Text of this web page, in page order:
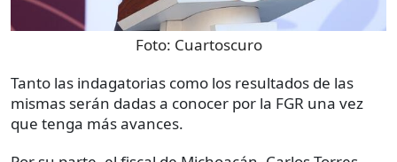
Foto: Cuartoscuro
Tanto las indagatorias como los resultados de las
mismas serán dadas a conocer por la FGR una vez
que tenga más avances.